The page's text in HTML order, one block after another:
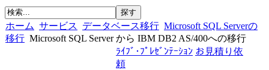
ホーム サービス データベース移行 Microsoft SQL Serverの
移行 Microsoft SQL Server から IBM DB2 AS/400への移行
ﾗｲﾌﾞ･ﾌﾟﾚｾﾞﾝﾃｰｼｮﾝ お見積り依
頼